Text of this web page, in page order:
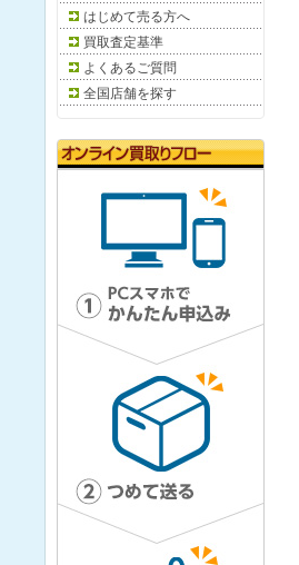
はじめて売る方へ
買取査定基準
よくあるご質問
全国店舗を探す